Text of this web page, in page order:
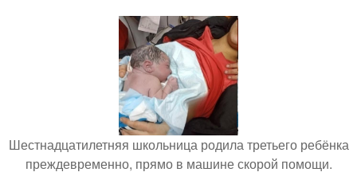
Шестнадцатилетняя школьница родила третьего ребёнка
преждевременно, прямо в машине скорой помощи.